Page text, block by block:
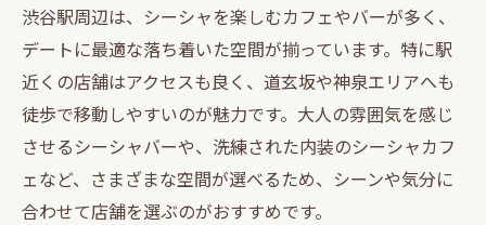
道玄坂エリアが誇る大人のシーシャ体験を楽し
む
道玄坂シーシャで大人デートを満喫するコ
道玄坂の落ち着いたシーシャ空間でくつろ
ぐ時間
渋谷駅周辺は、シーシャを楽しむカフェやバーが多く、
デートに最適な落ち着いた空間が揃っています。特に駅
近くの店舗はアクセスも良く、道玄坂や神泉エリアへも
徒歩で移動しやすいのが魅力です。大人の雰囲気を感じ
させるシーシャバーや、洗練された内装のシーシャカフ
ェなど、さまざまな空間が選べるため、シーンや気分に
合わせて店舗を選ぶのがおすすめです。